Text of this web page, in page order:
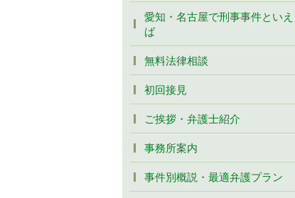
愛知・名古屋で刑事事件といえ
ば
無料法律相談
初回接見
ご挨拶・弁護士紹介
事務所案内
事件別概説・最適弁護プラン